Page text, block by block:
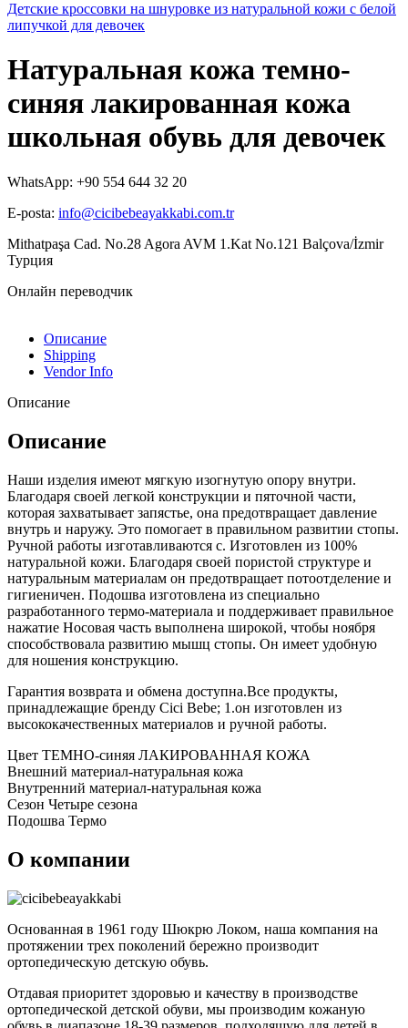
Детские кроссовки на шнуровке из натуральной кожи с белой
липучкой для девочек
Натуральная кожа темно-
синяя лакированная кожа
школьная обувь для девочек
WhatsApp: +90 554 644 32 20
E-posta: info@cicibebeayakkabi.com.tr
Mithatpaşa Cad. No.28 Agora AVM 1.Kat No.121 Balçova/İzmir
Турция
Онлайн переводчик
Описание
Shipping
Vendor Info
Описание
Описание
Наши изделия имеют мягкую изогнутую опору внутри.
Благодаря своей легкой конструкции и пяточной части,
которая захватывает запястье, она предотвращает давление
внутрь и наружу. Это помогает в правильном развитии стопы.
Ручной работы изготавливаются с. Изготовлен из 100%
натуральной кожи. Благодаря своей пористой структуре и
натуральным материалам он предотвращает потоотделение и
гигиеничен. Подошва изготовлена из специально
разработанного термо-материала и поддерживает правильное
нажатие Носовая часть выполнена широкой, чтобы ноября
способствовала развитию мышц стопы. Он имеет удобную
для ношения конструкцию.
Гарантия возврата и обмена доступна.Все продукты,
принадлежащие бренду Cici Bebe; 1.он изготовлен из
высококачественных материалов и ручной работы.
Цвет ТЕМНО-синяя ЛАКИРОВАННАЯ КОЖА
Внешний материал-натуральная кожа
Внутренний материал-натуральная кожа
Сезон Четыре сезона
Подошва Термо
О компании
Основанная в 1961 году Шюкрю Локом, наша компания на
протяжении трех поколений бережно производит
ортопедическую детскую обувь.
Отдавая приоритет здоровью и качеству в производстве
ортопедической детской обуви, мы производим кожаную